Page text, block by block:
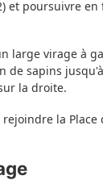
et poursuivre en
large virage à
de sapins
la droite.
la Place